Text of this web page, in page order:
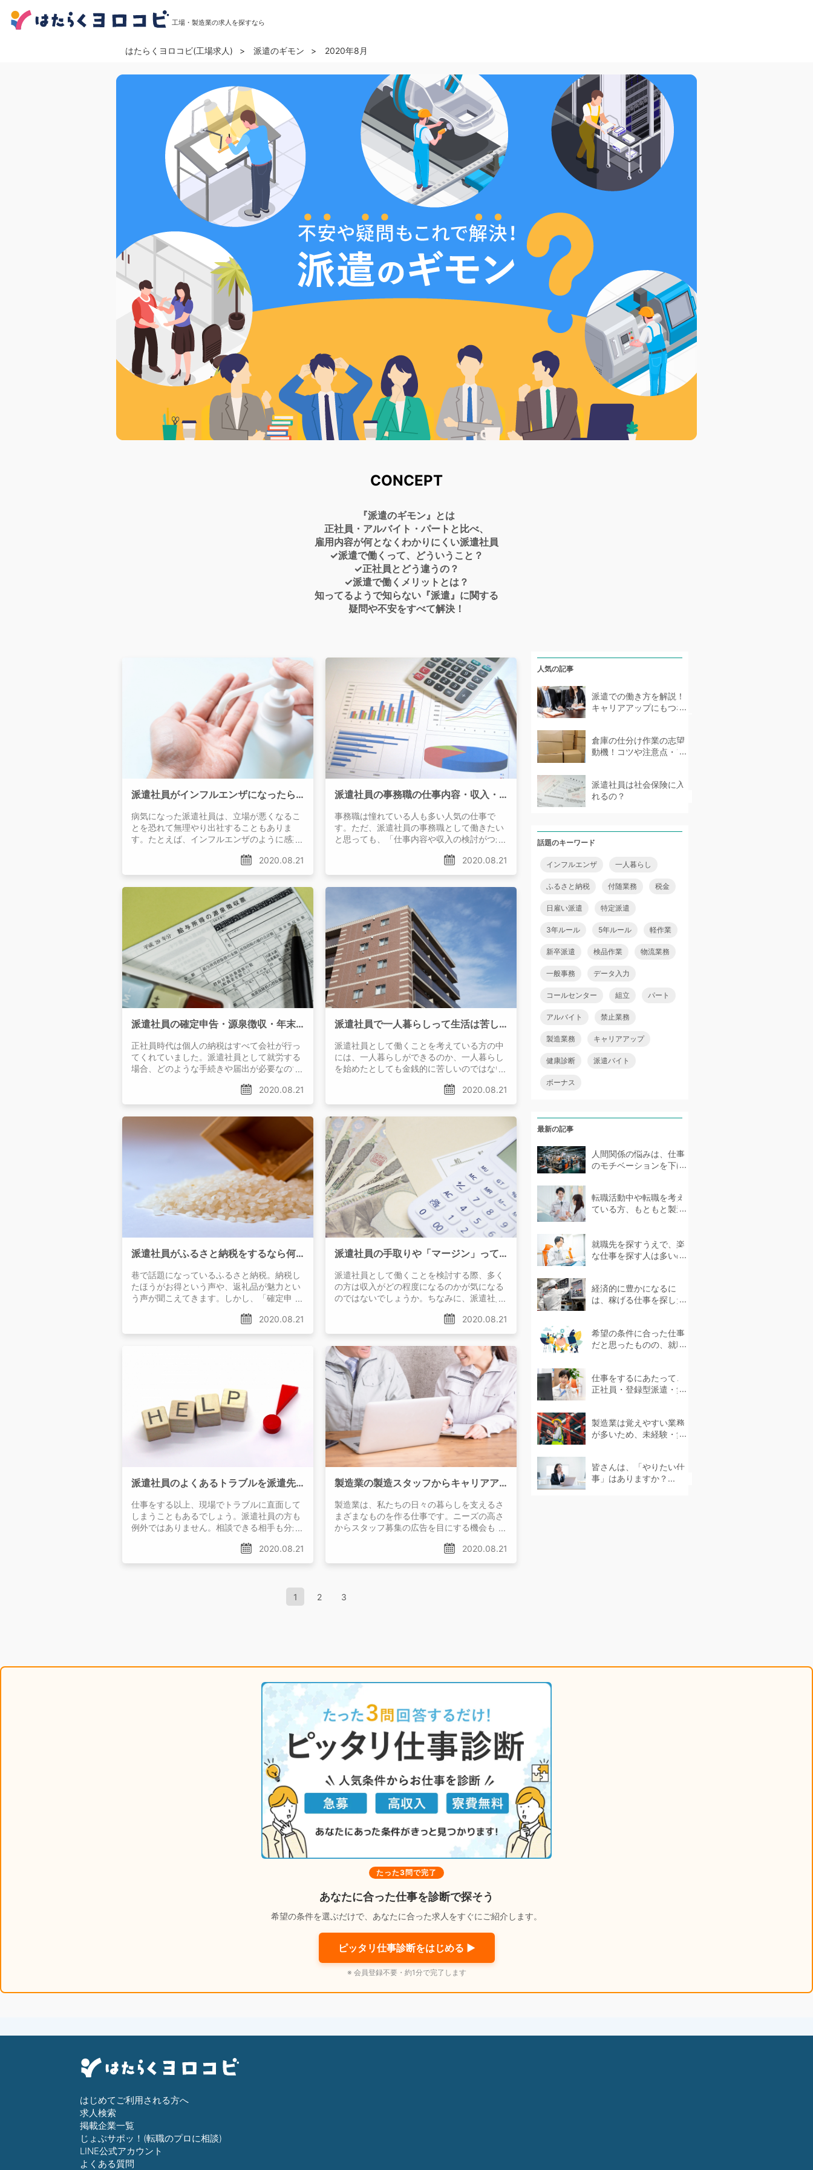
工場・製造業の求人を探すなら
はたらくヨロコビ(工場求人) 派遣のギモン 2020年8月
CONCEPT
『派遣のギモン』とは
正社員・アルバイト・パートと比べ、
雇用内容が何となくわかりにくい派遣社員
✓派遣で働くって、どういうこと？
✓正社員とどう違うの？
✓派遣で働くメリットとは？
知ってるようで知らない『派遣』に関する
疑問や不安をすべて解決！
派遣社員がインフルエンザになったら？傷病手当金の申請の方法について
病気になった派遣社員は、立場が悪くなるこ
とを恐れて無理やり出社することもありま
す。たとえば、インフルエンザのように感染
2020.08.21
派遣社員の事務職の仕事内容・収入・メリット・デメリットを紹介！
事務職は憧れている人も多い人気の仕事で
す。ただ、派遣社員の事務職として働きたい
と思っても、「仕事内容や収入の検討がつか
2020.08.21
派遣社員の確定申告・源泉徴収・年末調整って？やるべきことは何？
正社員時代は個人の納税はすべて会社が行っ
てくれていました。派遣社員として就労する
場合、どのような手続きや届出が必要なので
2020.08.21
派遣社員で一人暮らしって生活は苦しい？派遣の給料と一人暮らしの生活費！
派遣社員として働くことを考えている方の中
には、一人暮らしができるのか、一人暮らし
を始めたとしても金銭的に苦しいのではない
2020.08.21
派遣社員がふるさと納税をするなら何をすればいい？確定申告は必要なの？
巷で話題になっているふるさと納税。納税し
たほうがお得という声や、返礼品が魅力とい
う声が聞こえてきます。しかし、「確定申
2020.08.21
派遣社員の手取りや「マージン」って？さらに稼ぎたいならどうすればいい？
派遣社員として働くことを検討する際、多く
の方は収入がどの程度になるのかが気になる
のではないでしょうか。ちなみに、派遣社員
2020.08.21
派遣社員のよくあるトラブルを派遣先・派遣会社に分けて紹介！対処法は？
仕事をする以上、現場でトラブルに直面して
しまうこともあるでしょう。派遣社員の方も
例外ではありません。相談できる相手も分か
2020.08.21
製造業の製造スタッフからキャリアアップするには？キャリアの道筋を紹介
製造業は、私たちの日々の暮らしを支えるさ
まざまなものを作る仕事です。ニーズの高さ
からスタッフ募集の広告を目にする機会もよ
2020.08.21
1 2 3
人気の記事
派遣での働き方を解説！
キャリアアップにもつな
倉庫の仕分け作業の志望
動機！コツや注意点・ア
派遣社員は社会保険に入
れるの？
話題のキーワード
インフルエンザ 一人暮らし
ふるさと納税 付随業務 税金
日雇い派遣 特定派遣
3年ルール 5年ルール 軽作業
新卒派遣 検品作業 物流業務
一般事務 データ入力
コールセンター 組立 パート
アルバイト 禁止業務
製造業務 キャリアアップ
健康診断 派遣バイト
ボーナス
最新の記事
人間関係の悩みは、仕事
のモチベーションを下げ
転職活動中や転職を考え
ている方、もともと製造
就職先を探すうえで、楽
な仕事を探す人は多いの
経済的に豊かになるに
は、稼げる仕事を探した
希望の条件に合った仕事
だと思ったものの、就職
仕事をするにあたって、
正社員・登録型派遣・無
製造業は覚えやすい業務
が多いため、未経験・無
皆さんは、「やりたい仕
事」はありますか？...
たった3問で完了
あなたに合った仕事を診断で探そう
希望の条件を選ぶだけで、あなたに合った求人をすぐにご紹介します。
ピッタリ仕事診断をはじめる ▶
※ 会員登録不要・約1分で完了します
はじめてご利用される方へ
求人検索
掲載企業一覧
じょぶサポッ！(転職のプロに相談)
LINE公式アカウント
よくある質問